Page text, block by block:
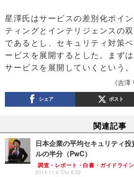
星澤氏はサービスの差別化ポイ
ティングとインテリジェンスの
であるとし、セキュリティ対策
ービスを展開するとした。まず
サービスを展開していくという。
《吉
シェア ポスト
関連記事
日本企業の平均セキュリティ
ルの半分（PwC）
調査・レポート・白書・ガイドライン
2014.11.6 Thu 8:22